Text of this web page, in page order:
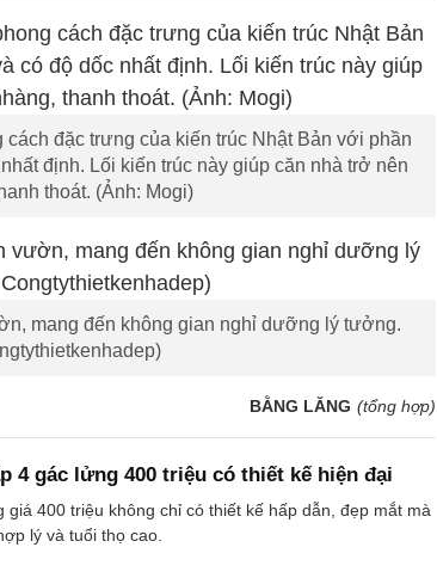
đặc trưng của kiến trúc Nhật Bản với phần
định. Lối kiến trúc này giúp căn nhà trở nên
thoát. (Ảnh: Mogi)
mang đến không gian nghỉ dưỡng lý tưởng.
BẰNG LĂNG (tổng hợp)
4 gác lửng 400 triệu có thiết kế hiện đại
giá 400 triệu không chỉ có thiết kế hấp dẫn, đẹp mắt mà
lý và tuổi thọ cao.